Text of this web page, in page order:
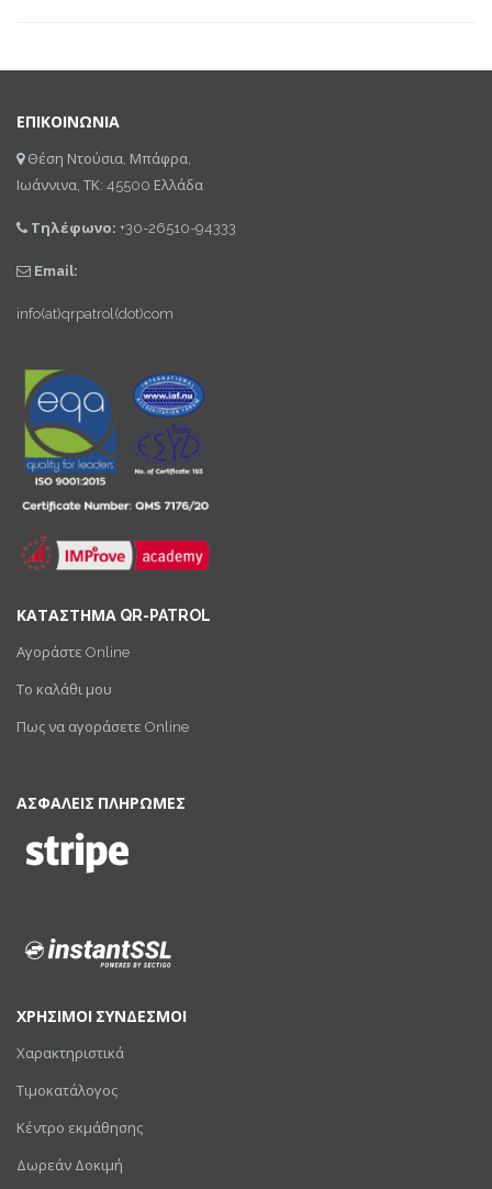
ΕΠΙΚΟΙΝΩΝΙΑ
Θέση Ντούσια, Μπάφρα,
Ιωάννινα, ΤΚ: 45500 Ελλάδα
Τηλέφωνο: +30-26510-94333
Email:
info(at)qrpatrol(dot)com
ΚΑΤΑΣΤΗΜΑ QR-PATROL
Αγοράστε Online
Το καλάθι μου
Πως να αγοράσετε Online
ΑΣΦΑΛΕΙΣ ΠΛΗΡΩΜΕΣ
ΧΡΗΣΙΜΟΙ ΣΥΝΔΕΣΜΟΙ
Χαρακτηριστικά
Τιμοκατάλογος
Κέντρο εκμάθησης
Δωρεάν Δοκιμή